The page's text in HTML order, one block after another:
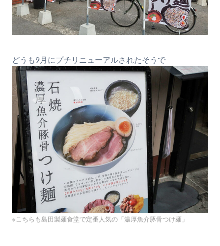
どうも9月にプチリニューアルされたそうで
※こちらも島田製麺食堂で定番人気の「濃厚魚介豚骨つけ麺」